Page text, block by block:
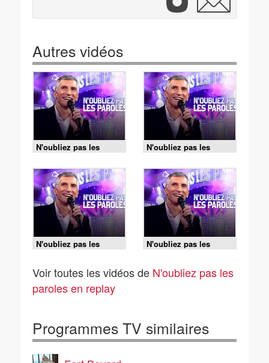
Autres vidéos
N'oubliez pas les
paroles - 08/08/2026
N'oubliez pas les
paroles - 08/08/2026
N'oubliez pas les
paroles - 07/08/2026
N'oubliez pas les
paroles - 07/08/2026
Voir toutes les vidéos de N'oubliez pas les
paroles en replay
Programmes TV similaires